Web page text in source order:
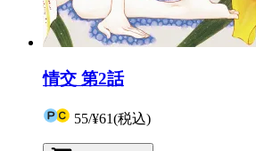
情交 第2話
55/¥61(税込)